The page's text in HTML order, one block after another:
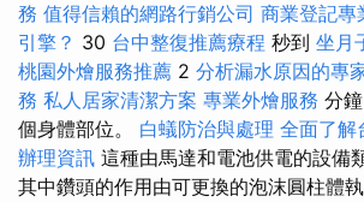
務 值得信賴的網路行銷公司 商業登記專
引擎？ 30 台中整復推薦療程 秒到 坐月
桃園外燴服務推薦 2 分析漏水原因的專
務 私人居家清潔方案 專業外燴服務 分
個身體部位。 白蟻防治與處理 全面了解
辦理資訊 這種由馬達和電池供電的設備
其中鑽頭的作用由可更換的泡沫圓柱體執